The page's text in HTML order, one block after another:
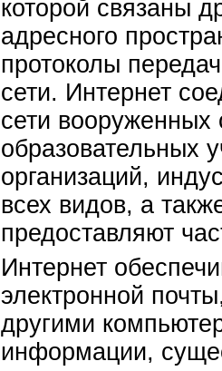
которой связаны
адресного
протоколы
сети. Интернет
сети вооруженных
образовательных
организаций,
всех видов, а
предоставляют
Интернет
электронной
другими
информации,